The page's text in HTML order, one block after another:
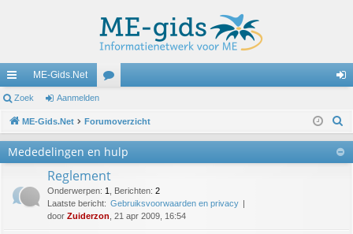
ne
lle
lin
ME-Gids.Net
u
m
s
m
el
Zoek Aanmelden
ME-Gids.Net Forumoverzicht
Mededelingen en hulp
Reglement
Onderwerpen: 1 Berichten: 2
Laatste bericht: Gebruiksvoorwaarden en privacy
door Zuiderzon , 21 apr 2009, 16:54